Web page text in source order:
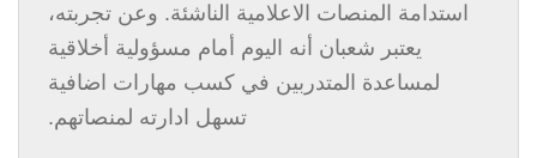
استدامة المنصات الاعلامية الناشئة. وعن تجربته،
يعتبر شعبان أنه اليوم أمام مسؤولية أخلاقية
لمساعدة المتدربين في كسب مهارات اضافية
تسهل ادارته لمنصاتهم.